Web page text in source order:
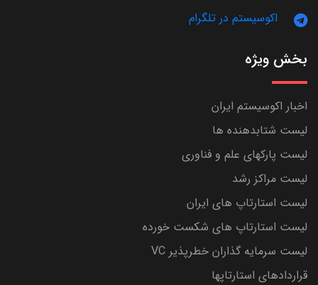
اکوسیستم در تلگرام
بخش ویژه
اخبار اکوسیستم ایران
لیست شتابدهنده ها
لیست پارکهای علم و فناوری
لیست مراکز رشد
لیست استارتاپ های ایران
لیست استارتاپ های شکست خورده
لیست سرمایه گذاران خطرپذیر VC
قراردادهای استارتاپها